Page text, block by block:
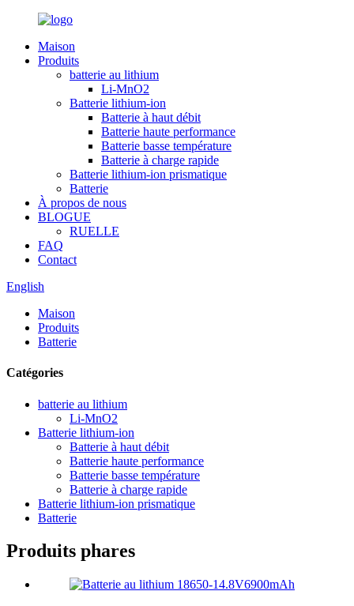
Maison
Produits
batterie au lithium
Li-MnO2
Batterie lithium-ion
Batterie à haut débit
Batterie haute performance
Batterie basse température
Batterie à charge rapide
Batterie lithium-ion prismatique
Batterie
À propos de nous
BLOGUE
RUELLE
FAQ
Contact
English
Maison
Produits
Batterie
Catégories
batterie au lithium
Li-MnO2
Batterie lithium-ion
Batterie à haut débit
Batterie haute performance
Batterie basse température
Batterie à charge rapide
Batterie lithium-ion prismatique
Batterie
Produits phares